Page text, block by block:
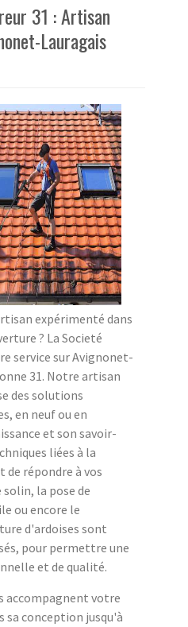
31 : Artisan
Lauragais
expérimenté dans
? La Societé
service sur Avignonet-
31. Notre artisan
des solutions
en neuf ou en
et son savoir-
liées à la
répondre à vos
solin, la pose de
ou encore le
d'ardoises sont
pour permettre une
et de qualité.
accompagnent votre
sa conception jusqu'à